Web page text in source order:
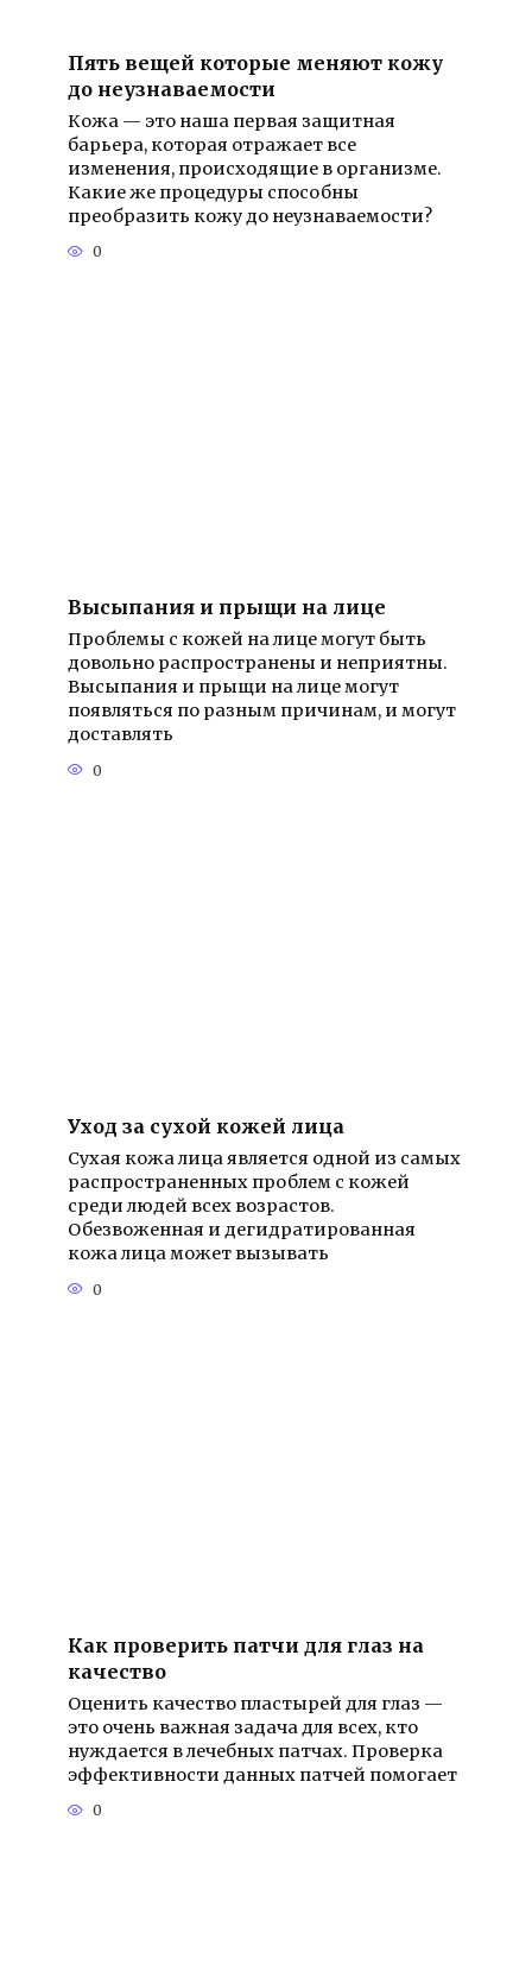
Пять вещей которые меняют кожу
до неузнаваемости
Кожа — это наша первая защитная
барьера, которая отражает все
изменения, происходящие в организме.
Какие же процедуры способны
преобразить кожу до неузнаваемости?
0
Высыпания и прыщи на лице
Проблемы с кожей на лице могут быть
довольно распространены и неприятны.
Высыпания и прыщи на лице могут
появляться по разным причинам, и могут
доставлять
0
Уход за сухой кожей лица
Сухая кожа лица является одной из самых
распространенных проблем с кожей
среди людей всех возрастов.
Обезвоженная и дегидратированная
кожа лица может вызывать
0
Как проверить патчи для глаз на
качество
Оценить качество пластырей для глаз —
это очень важная задача для всех, кто
нуждается в лечебных патчах. Проверка
эффективности данных патчей помогает
0